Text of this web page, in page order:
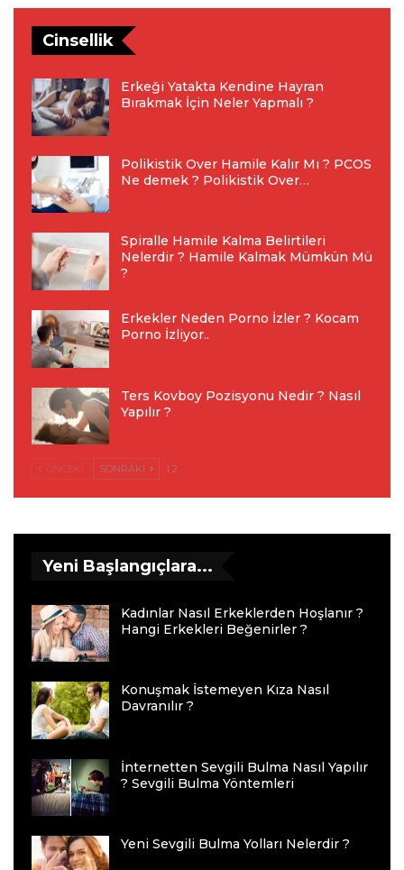
Cinsellik
Erkeği Yatakta Kendine Hayran
Bırakmak İçin Neler Yapmalı ?
Polikistik Over Hamile Kalır Mı ? PCOS
Ne demek ? Polikistik Over…
Spiralle Hamile Kalma Belirtileri
Nelerdir ? Hamile Kalmak Mümkün Mü
?
Erkekler Neden Porno İzler ? Kocam
Porno İzliyor..
Ters Kovboy Pozisyonu Nedir ? Nasıl
Yapılır ?
ÖNCEKI SONRAKI 1 2
Yeni Başlangıçlara...
Kadınlar Nasıl Erkeklerden Hoşlanır ?
Hangi Erkekleri Beğenirler ?
Konuşmak İstemeyen Kıza Nasıl
Davranılır ?
İnternetten Sevgili Bulma Nasıl Yapılır
? Sevgili Bulma Yöntemleri
Yeni Sevgili Bulma Yolları Nelerdir ?